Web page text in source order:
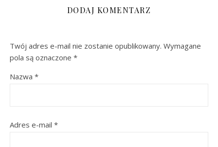
DODAJ KOMENTARZ
Twój adres e-mail nie zostanie opublikowany. Wymagane
pola są oznaczone *
Nazwa *
Adres e-mail *